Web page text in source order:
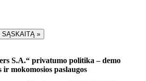
SĄSKAITĄ »
S.A.“ privatumo politika – demo
mokomosios paslaugos